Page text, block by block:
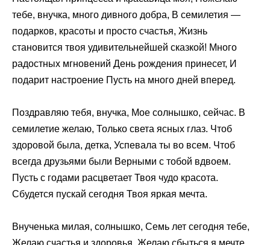
тебе, внучка, много дивного добра, В семилетия —
подарков, красоты и просто счастья, Жизнь
становится твоя удивительнейшей сказкой! Много
радостных мгновений День рождения принесет, И
подарит настроение Пусть на много дней вперед.
Поздравляю тебя, внучка, Мое солнышко, сейчас. В
семилетие желаю, Только света ясных глаз. Чтоб
здоровой была, детка, Успевала ты во всем. Чтоб
всегда друзьями были Верными с тобой вдвоем.
Пусть с годами расцветает Твоя чудо красота.
Сбудется пускай сегодня Твоя яркая мечта.
Внученька милая, солнышко, Семь лет сегодня тебе,